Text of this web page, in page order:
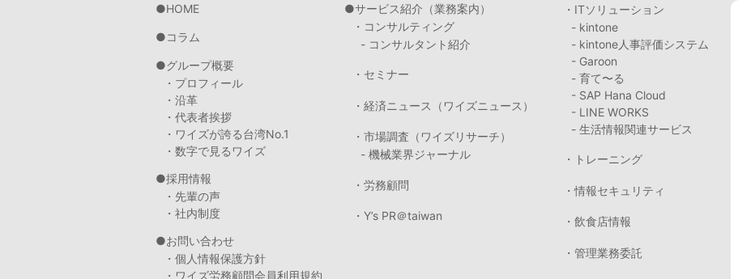
HOME
コラム
グループ概要
・プロフィール
・沿革
・代表者挨拶
・ワイズが誇る台湾No.1
・数字で見るワイズ
採用情報
・先輩の声
・社内制度
お問い合わせ
・個人情報保護方針
・ワイズ労務顧問会員利用規約
サービス紹介（業務案内）
・コンサルティング
- コンサルタント紹介
・セミナー
・経済ニュース（ワイズニュース）
・市場調査（ワイズリサーチ）
- 機械業界ジャーナル
・労務顧問
・Y’s PR＠taiwan
・ITソリューション
- kintone
- kintone人事評価システム
- Garoon
- 育て〜る
- SAP Hana Cloud
- LINE WORKS
- 生活情報関連サービス
・トレーニング
・情報セキュリティ
・飲食店情報
・管理業務委託